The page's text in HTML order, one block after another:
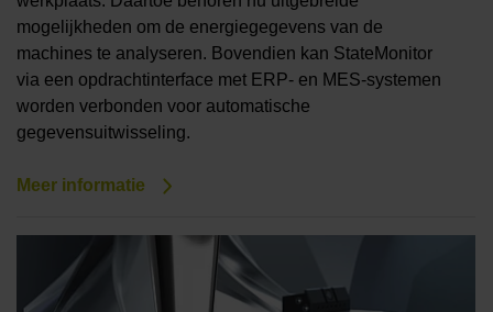
mogelijkheden om de energiegegevens van de
machines te analyseren. Bovendien kan StateMonitor
via een opdrachtinterface met ERP- en MES-systemen
worden verbonden voor automatische
gegevensuitwisseling.
Meer informatie